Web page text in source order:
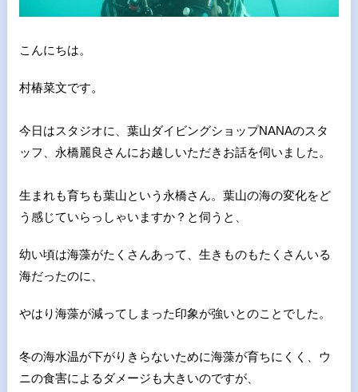
こんにちは。
村椿菜文です。
今日はスタジオに、葉山ダイビングショップNANAのスタ
ッフ、 永橋麗良さんにお越しいただきお話を伺いました。
生まれも育ちも葉山という永橋さん。葉山の海の変化をど
う感じていらっしゃいますか？と伺うと、
幼い頃は海藻がたくさんあって、 生きものもたくさんいる
海だったのに、
やはり海藻が減ってしまった印象が強いとのことでした。
冬の海水温が下がりきらないために海藻が育ちにくく、ウ
ニの食害によるダメージも大きいのですが、